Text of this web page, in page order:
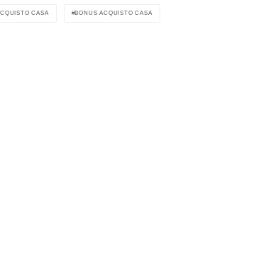
CASA BONUS ACQUISTO CASA